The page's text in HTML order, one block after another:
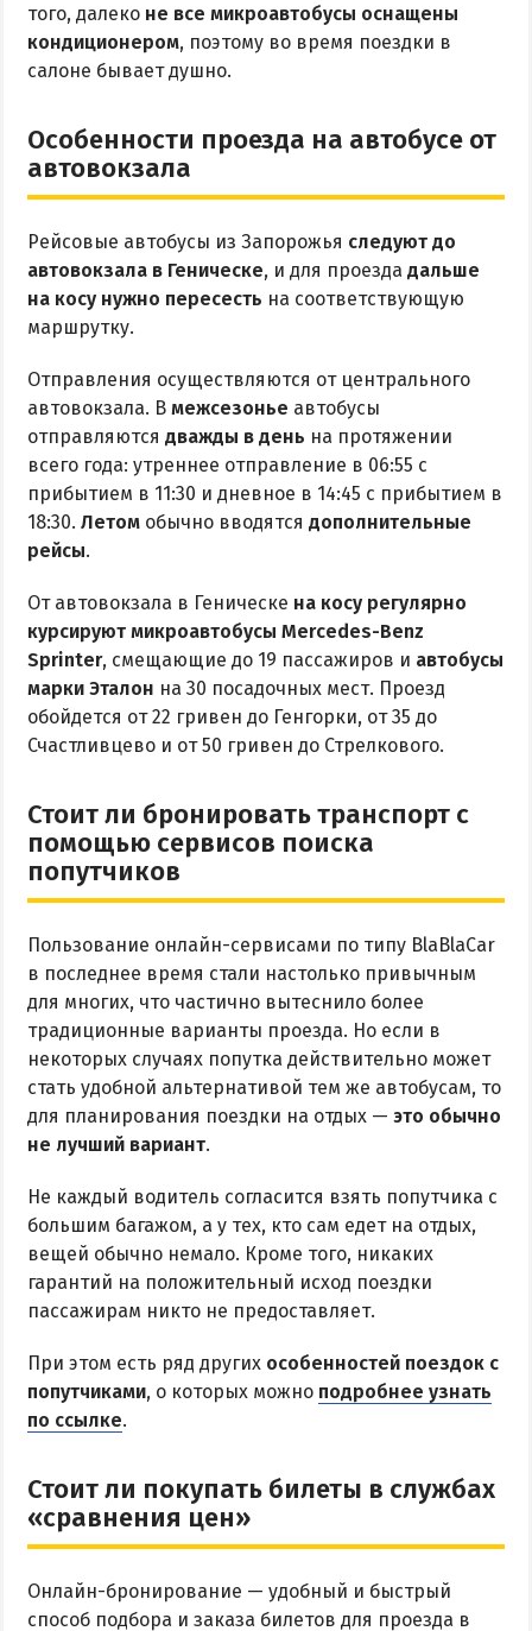
того, далеко не все микроавтобусы оснащены
кондиционером, поэтому во время поездки в
салоне бывает душно.
Особенности проезда на автобусе от
автовокзала
Рейсовые автобусы из Запорожья следуют до
автовокзала в Геническе, и для проезда дальше
на косу нужно пересесть на соответствующую
маршрутку.
Отправления осуществляются от центрального
автовокзала. В межсезонье автобусы
отправляются дважды в день на протяжении
всего года: утреннее отправление в 06:55 с
прибытием в 11:30 и дневное в 14:45 с прибытием в
18:30. Летом обычно вводятся дополнительные
рейсы.
От автовокзала в Геническе на косу регулярно
курсируют микроавтобусы Mercedes-Benz
Sprinter, смещающие до 19 пассажиров и автобусы
марки Эталон на 30 посадочных мест. Проезд
обойдется от 22 гривен до Генгорки, от 35 до
Счастливцево и от 50 гривен до Стрелкового.
Стоит ли бронировать транспорт с
помощью сервисов поиска
попутчиков
Пользование онлайн-сервисами по типу BlaBlaCar
в последнее время стали настолько привычным
для многих, что частично вытеснило более
традиционные варианты проезда. Но если в
некоторых случаях попутка действительно может
стать удобной альтернативой тем же автобусам, то
для планирования поездки на отдых — это обычно
не лучший вариант.
Не каждый водитель согласится взять попутчика с
большим багажом, а у тех, кто сам едет на отдых,
вещей обычно немало. Кроме того, никаких
гарантий на положительный исход поездки
пассажирам никто не предоставляет.
При этом есть ряд других особенностей поездок с
попутчиками, о которых можно подробнее узнать
по ссылке.
Стоит ли покупать билеты в службах
«сравнения цен»
Онлайн-бронирование — удобный и быстрый
способ подбора и заказа билетов для проезда в